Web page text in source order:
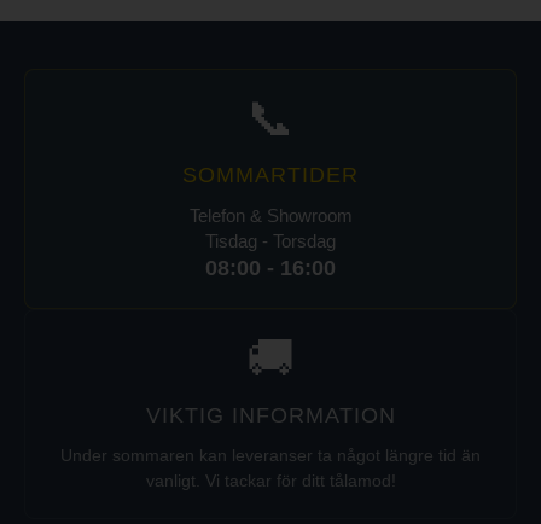
📞
SOMMARTIDER
Telefon & Showroom
Tisdag - Torsdag
08:00 - 16:00
🚚
VIKTIG INFORMATION
Under sommaren kan leveranser ta något längre tid än
vanligt. Vi tackar för ditt tålamod!